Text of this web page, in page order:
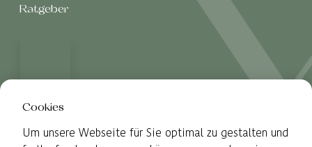
Ratgeber
Cookies
Um unsere Webseite für Sie optimal zu gestalten und